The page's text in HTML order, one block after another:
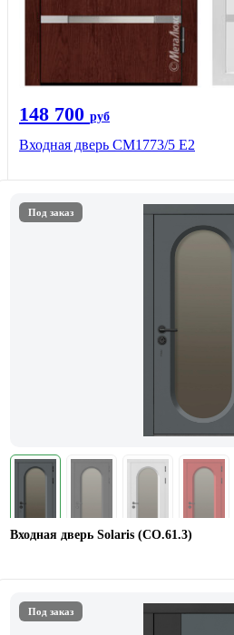
148 700 руб
Входная дверь СМ1773/5 Е2
Под заказ
Входная дверь Solaris (СО.61.3)
Под заказ